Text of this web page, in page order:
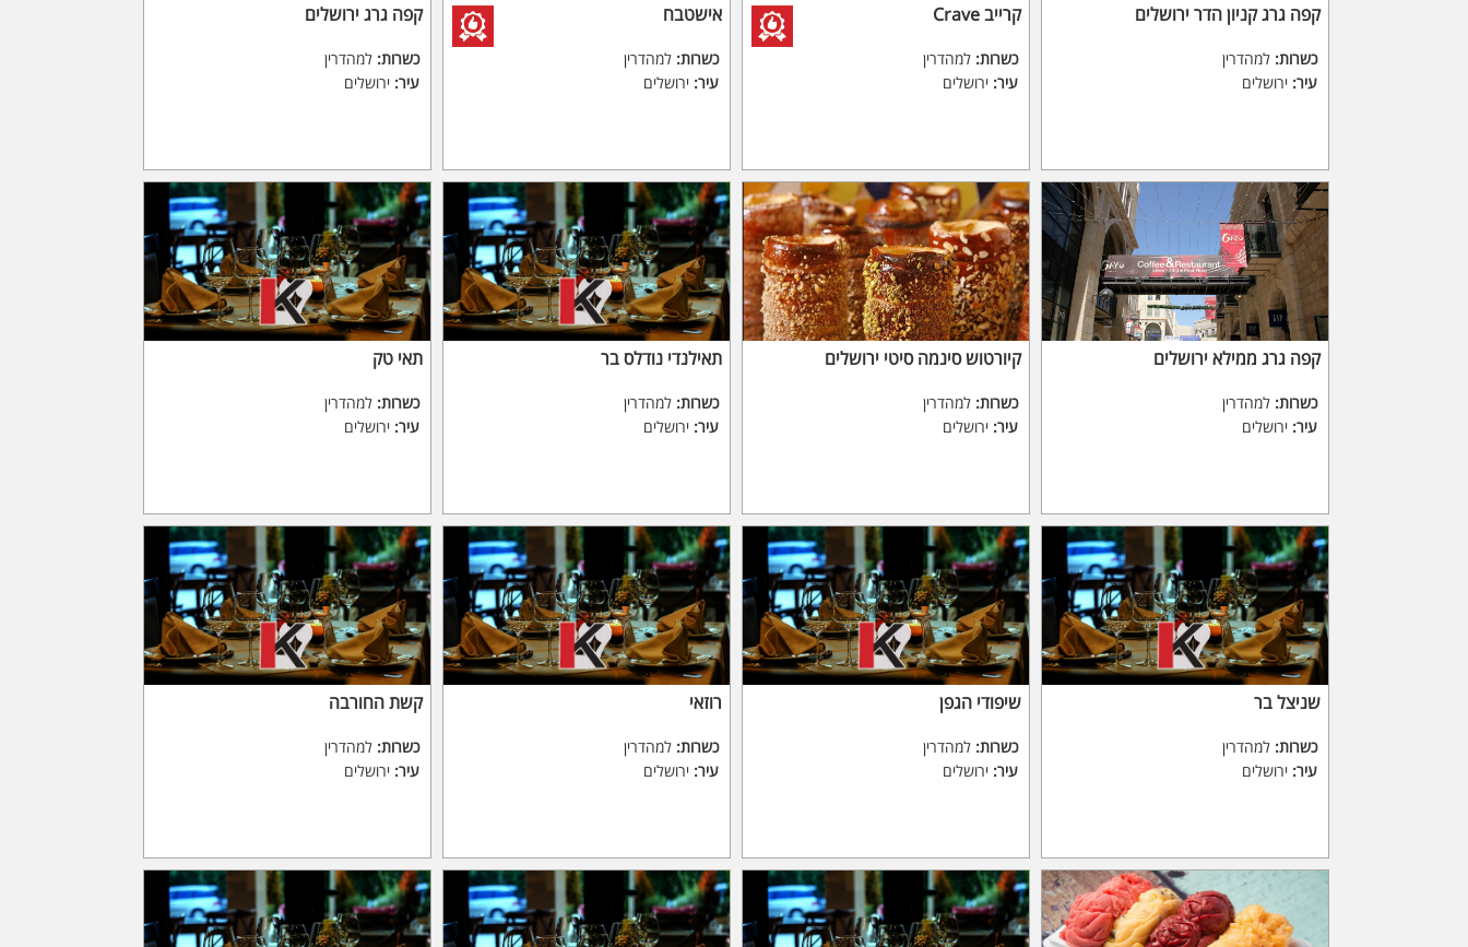
קפה גרג קניון הדר ירושלים
כשרות: למהדרין
עיר: ירושלים
קרייב Crave
כשרות: למהדרין
עיר: ירושלים
אישטבח
כשרות: למהדרין
עיר: ירושלים
קפה גרג ירושלים
כשרות: למהדרין
עיר: ירושלים
קפה גרג ממילא ירושלים
כשרות: למהדרין
עיר: ירושלים
קיורטוש סינמה סיטי ירושלים
כשרות: למהדרין
עיר: ירושלים
תאילנדי נודלס בר
כשרות: למהדרין
עיר: ירושלים
תאי טק
כשרות: למהדרין
עיר: ירושלים
שניצל בר
כשרות: למהדרין
עיר: ירושלים
שיפודי הגפן
כשרות: למהדרין
עיר: ירושלים
רוזאי
כשרות: למהדרין
עיר: ירושלים
קשת החורבה
כשרות: למהדרין
עיר: ירושלים